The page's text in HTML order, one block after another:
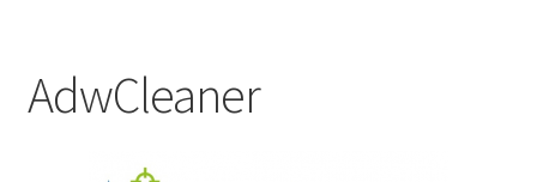
AdwCleaner